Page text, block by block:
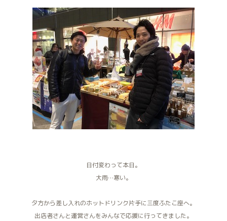
日付変わって本日。
大雨…寒い。
夕方から差し入れのホットドリンク片手に三度ふたこ座へ。
出店者さんと運営さんをみんなで応援に行ってきました。